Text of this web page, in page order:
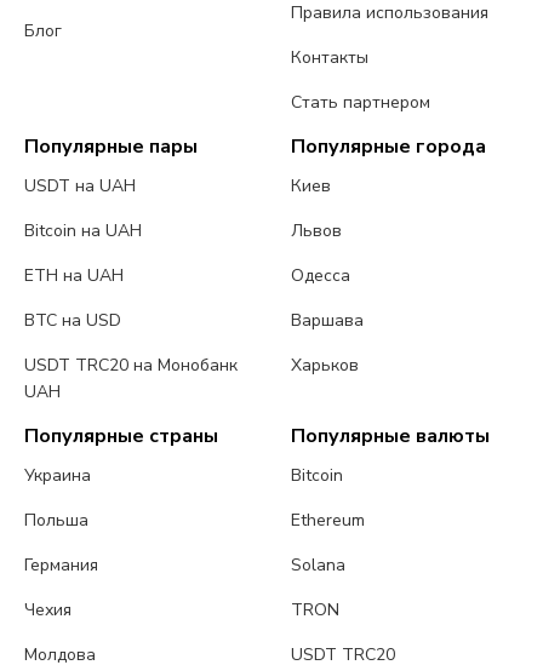
Блог
Правила использования
Контакты
Стать партнером
Популярные пары
USDT на UAH
Bitcoin на UAH
ETH на UAH
BTC на USD
USDT TRC20 на Монобанк
UAH
Популярные города
Киев
Львов
Одесса
Варшава
Харьков
Популярные страны
Украина
Польша
Германия
Чехия
Молдова
Популярные валюты
Bitcoin
Ethereum
Solana
TRON
USDT TRC20